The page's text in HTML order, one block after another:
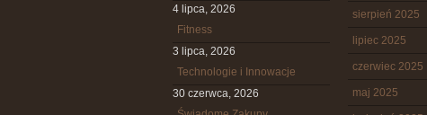
4 lipca, 2026
Fitness
3 lipca, 2026
Technologie i Innowacje
30 czerwca, 2026
sierpień 2025
lipiec 2025
czerwiec 2025
maj 2025